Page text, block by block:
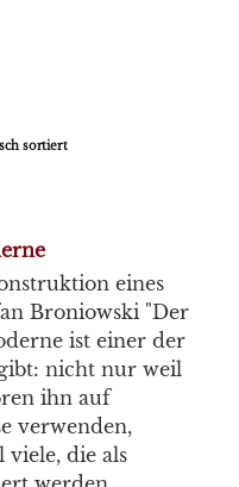
sortiert
eines
Broniowski "Der
ist einer der
nicht nur weil
ihn auf
verwenden,
viele, die als